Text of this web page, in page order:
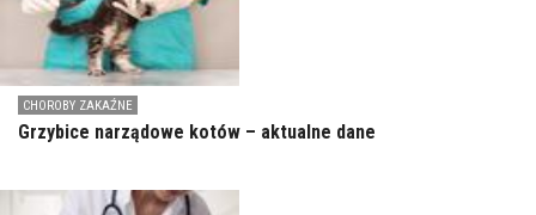
CHOROBY ZAKAŹNE
Grzybice narządowe kotów – aktualne dane